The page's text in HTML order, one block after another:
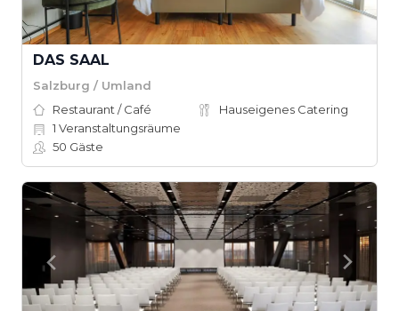
DAS SAAL
Salzburg / Umland
Restaurant / Café
Hauseigenes Catering
1 Veranstaltungsräume
50 Gäste